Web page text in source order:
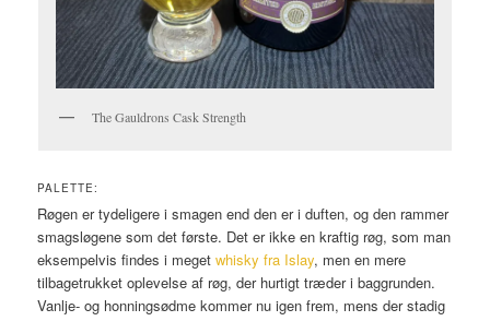
The Gauldrons Cask Strength
PALETTE:
Røgen er tydeligere i smagen end den er i duften, og den rammer
smagsløgene som det første. Det er ikke en kraftig røg, som man
eksempelvis findes i megetwhisky fra Islay, men en mere
tilbagetrukket oplevelse af røg, der hurtigt træder i baggrunden.
Vanlje- og honningsødme kommer nu igen frem, mens der stadig